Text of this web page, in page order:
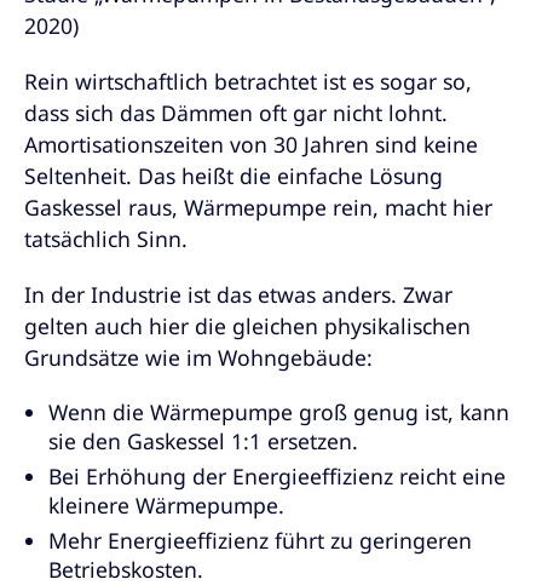
2020)
Rein wirtschaftlich betrachtet ist es sogar so,
dass sich das Dämmen oft gar nicht lohnt.
Amortisationszeiten von 30 Jahren sind keine
Seltenheit. Das heißt die einfache Lösung
Gaskessel raus, Wärmepumpe rein, macht hier
tatsächlich Sinn.
In der Industrie ist das etwas anders. Zwar
gelten auch hier die gleichen physikalischen
Grundsätze wie im Wohngebäude:
Wenn die Wärmepumpe groß genug ist, kann
sie den Gaskessel 1:1 ersetzen.
Bei Erhöhung der Energieeffizienz reicht eine
kleinere Wärmepumpe.
Mehr Energieeffizienz führt zu geringeren
Betriebskosten.